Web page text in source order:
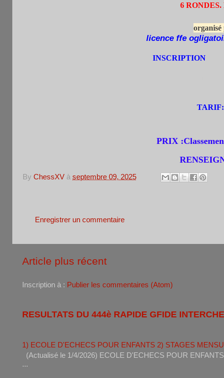
6 RONDES.
licence ffe
INSCRIPTION
TARIF:
PRIX
By ChessXV à septembre 09, 2025
Enregistrer un commentaire
Article plus récent
Inscription à : Publier les commentaires (Atom)
RESULTATS DU 444è RAPIDE GFIDE
1) ECOLE D'ECHECS POUR ENFANTS 2) STAGES
(Actualisé le 1/4/2026) ECOLE D'ECHECS POUR
...